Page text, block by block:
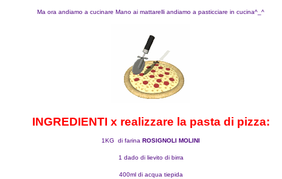
Ma ora andiamo a cucinare Mano ai mattarelli andiamo a pasticciare in cucina^_^
INGREDIENTI x realizzare la pasta di pizza:
1KG di farina ROSIGNOLI MOLINI
1 dado di lievito di birra
400ml di acqua tiepida